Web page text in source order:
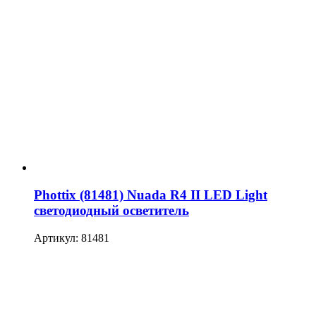
Phottix (81481) Nuada R4 II LED Light
светодиодный осветитель
Артикул: 81481